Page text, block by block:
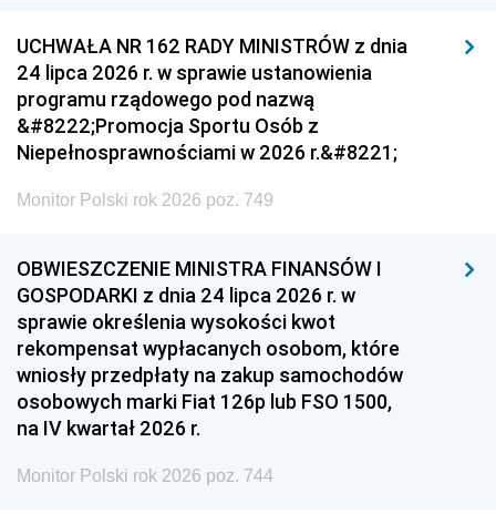
UCHWAŁA NR 162 RADY MINISTRÓW z dnia
24 lipca 2026 r. w sprawie ustanowienia
programu rządowego pod nazwą
&#8222;Promocja Sportu Osób z
Niepełnosprawnościami w 2026 r.&#8221;
Monitor Polski rok 2026 poz. 749
OBWIESZCZENIE MINISTRA FINANSÓW I
GOSPODARKI z dnia 24 lipca 2026 r. w
sprawie określenia wysokości kwot
rekompensat wypłacanych osobom, które
wniosły przedpłaty na zakup samochodów
osobowych marki Fiat 126p lub FSO 1500,
na IV kwartał 2026 r.
Monitor Polski rok 2026 poz. 744